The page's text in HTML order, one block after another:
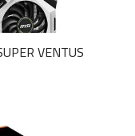
VENTUS